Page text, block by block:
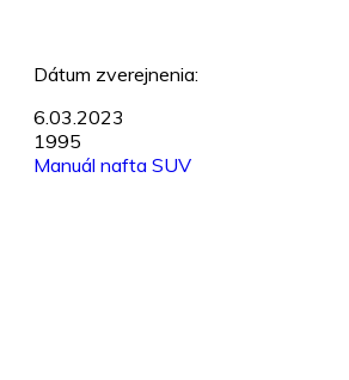
Dátum zverejnenia:
6.03.2023
1995
Manuál nafta SUV